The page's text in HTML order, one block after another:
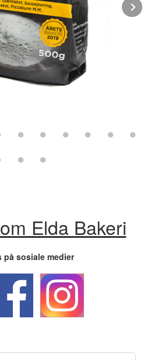
Elda Bakeri
på sosiale medier